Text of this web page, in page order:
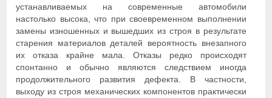
устанавливаемых на современные автомобили
настолько высока, что при своевременном выполнении
замены изношенных и вышедших из строя в результате
старения материалов деталей вероятность внезапного
их отказа крайне мала. Отказы редко происходят
спонтанно и обычно являются следствием иногда
продолжительного развития дефекта. В частности,
выходу из строя механических компонентов практически